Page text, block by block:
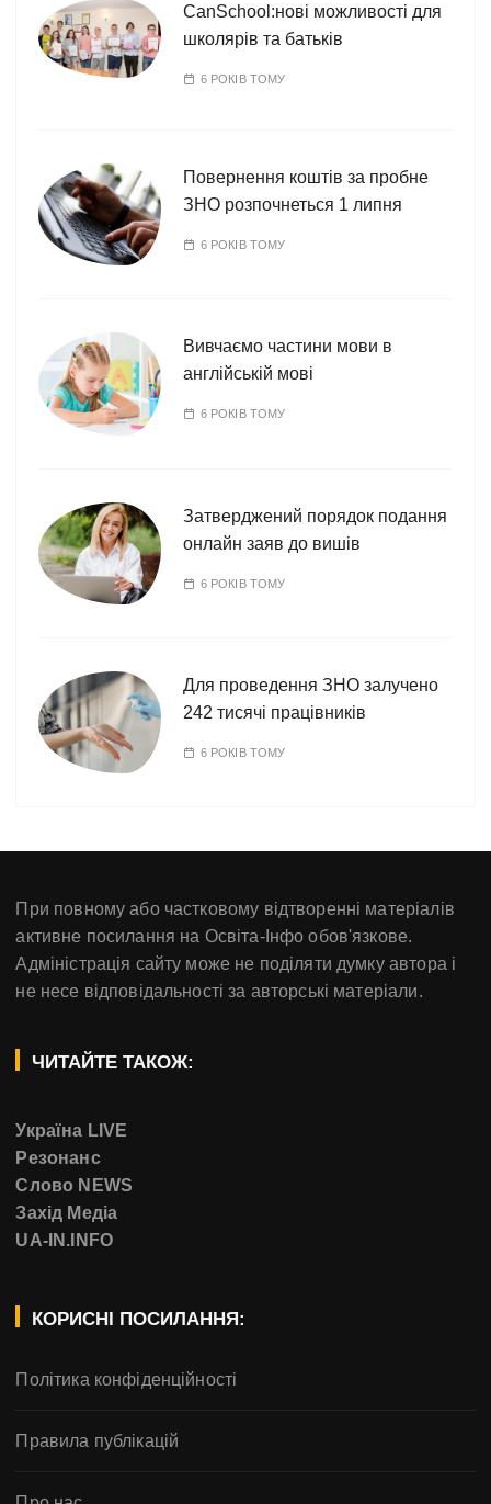
CanSchool:нові можливості для
школярів та батьків
6 РОКІВ ТОМУ
Повернення коштів за пробне
ЗНО розпочнеться 1 липня
6 РОКІВ ТОМУ
Вивчаємо частини мови в
англійській мові
6 РОКІВ ТОМУ
Затверджений порядок подання
онлайн заяв до вишів
6 РОКІВ ТОМУ
Для проведення ЗНО залучено
242 тисячі працівників
6 РОКІВ ТОМУ
При повному або частковому відтворенні матеріалів
активне посилання на Освіта-Інфо обов'язкове.
Адміністрація сайту може не поділяти думку автора і
не несе відповідальності за авторські матеріали.
ЧИТАЙТЕ ТАКОЖ:
Україна LIVE
Резонанс
Слово NEWS
Захід Медіа
UA-IN.INFO
КОРИСНІ ПОСИЛАННЯ:
Політика конфіденційності
Правила публікацій